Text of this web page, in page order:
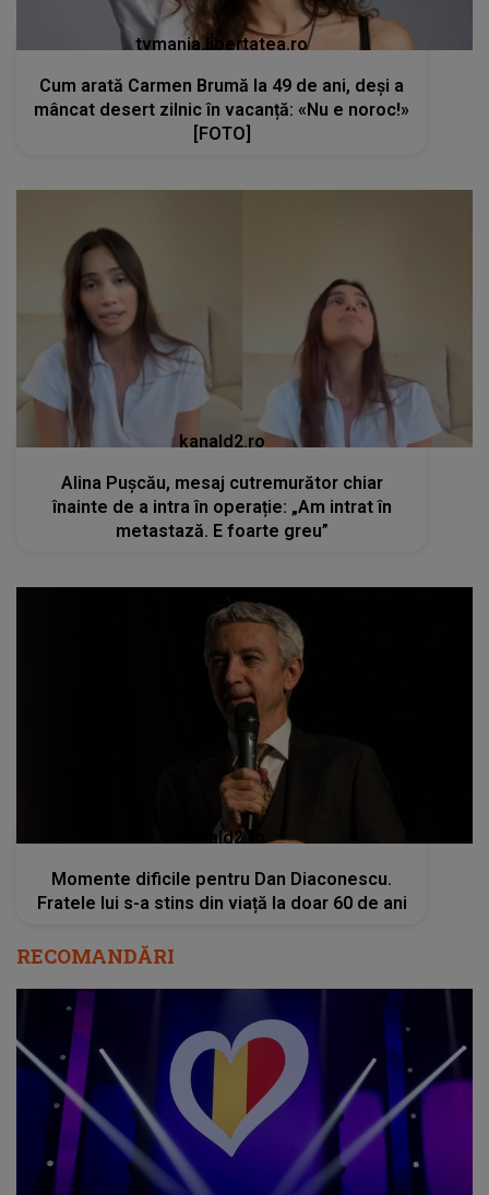
tvmania.libertatea.ro
Cum arată Carmen Brumă la 49 de ani, deși a
mâncat desert zilnic în vacanță: «Nu e noroc!»
[FOTO]
kanald2.ro
Alina Pușcău, mesaj cutremurător chiar
înainte de a intra în operație: „Am intrat în
metastază. E foarte greu”
kanald2.ro
Momente dificile pentru Dan Diaconescu.
Fratele lui s-a stins din viață la doar 60 de ani
RECOMANDĂRI